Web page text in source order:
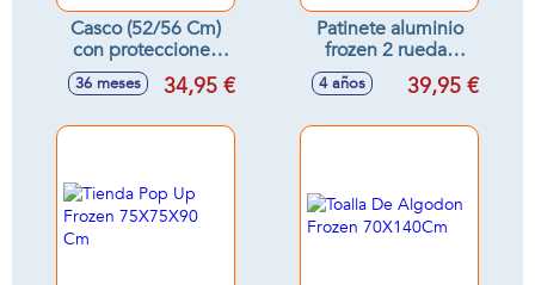
Casco (52/56 Cm)
con protecciones
en mochila Paw
Patrol
36 meses 34,95 €
Patinete aluminio
frozen 2 ruedas
80x55,5x9,5cm -
Modelos surtidos
4 años 39,95 €